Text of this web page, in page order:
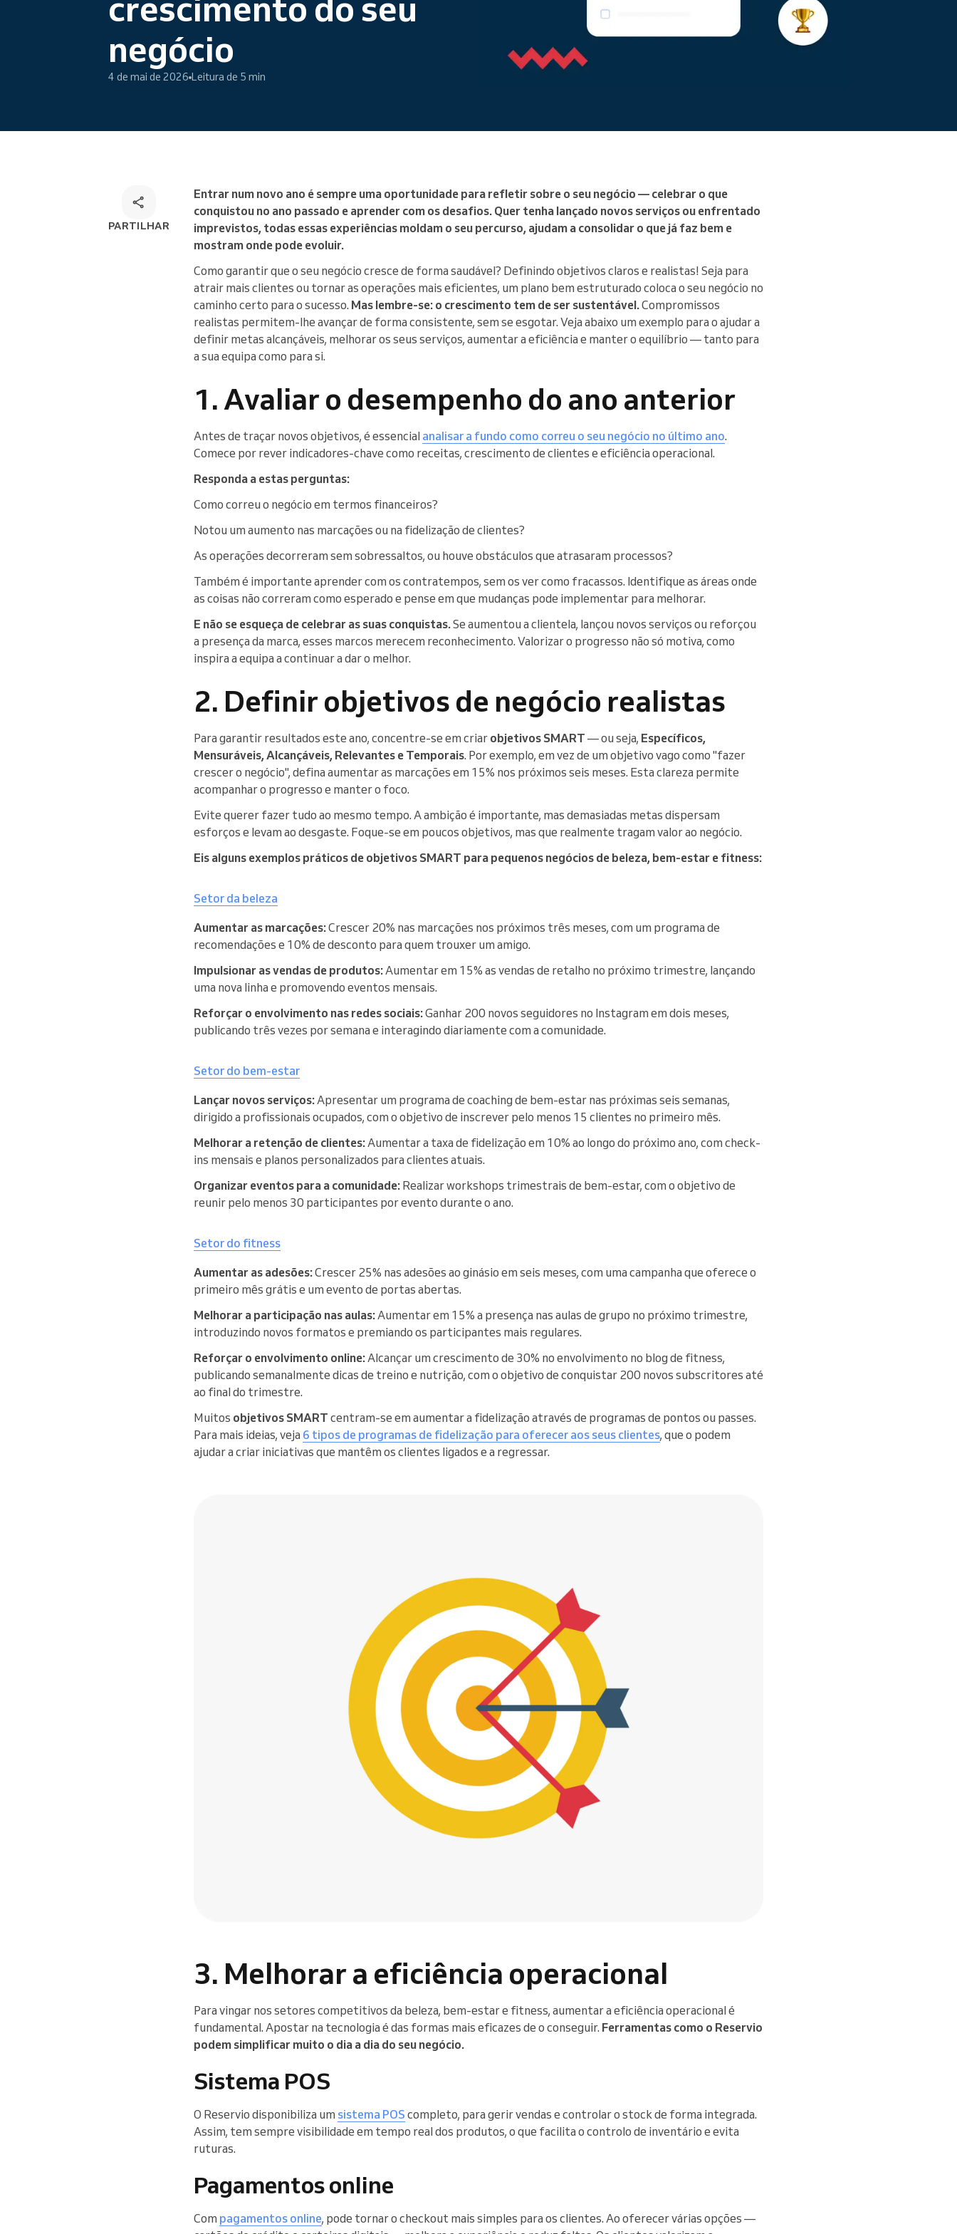
Marcações online
Solução de marcação
omnicanal
Gere uma grande organização
negócio
4 de mai de 2026 Leitura de 5 min
PARTILHAR
Entrar num novo ano é sempre uma oportunidade para refletir sobre o seu negócio — celebrar o que
conquistou no ano passado e aprender com os desafios. Quer tenha lançado novos serviços ou enfrentado
imprevistos, todas essas experiências moldam o seu percurso, ajudam a consolidar o que já faz bem e
mostram onde pode evoluir.
Como garantir que o seu negócio cresce de forma saudável? Definindo objetivos claros e realistas! Seja para
atrair mais clientes ou tornar as operações mais eficientes, um plano bem estruturado coloca o seu negócio no
caminho certo para o sucesso. Mas lembre-se: o crescimento tem de ser sustentável.Compromissos
realistas permitem-lhe avançar de forma consistente, sem se esgotar. Veja abaixo um exemplo para o ajudar a
definir metas alcançáveis, melhorar os seus serviços, aumentar a eficiência e manter o equilíbrio — tanto para
a sua equipa como para si.
1. Avaliar o desempenho do ano anterior
Antes de traçar novos objetivos, é essencial analisar a fundo como correu o seu negócio no último ano.
Comece por rever indicadores-chave como receitas, crescimento de clientes e eficiência operacional.
Responda a estas perguntas:
Como correu o negócio em termos financeiros?
Notou um aumento nas marcações ou na fidelização de clientes?
As operações decorreram sem sobressaltos, ou houve obstáculos que atrasaram processos?
Também é importante aprender com os contratempos, sem os ver como fracassos. Identifique as áreas onde
as coisas não correram como esperado e pense em que mudanças pode implementar para melhorar.
E não se esqueça de celebrar as suas conquistas.Se aumentou a clientela, lançou novos serviços ou reforçou
a presença da marca, esses marcos merecem reconhecimento. Valorizar o progresso não só motiva, como
inspira a equipa a continuar a dar o melhor.
2. Definir objetivos de negócio realistas
Para garantir resultados este ano, concentre-se em criar objetivos SMART — ou seja, Específicos,
Mensuráveis, Alcançáveis, Relevantes e Temporais. Por exemplo, em vez de um objetivo vago como "fazer
crescer o negócio", defina aumentar as marcações em 15% nos próximos seis meses. Esta clareza permite
acompanhar o progresso e manter o foco.
Evite querer fazer tudo ao mesmo tempo. A ambição é importante, mas demasiadas metas dispersam
esforços e levam ao desgaste. Foque-se em poucos objetivos, mas que realmente tragam valor ao negócio.
Eis alguns exemplos práticos de objetivos SMART para pequenos negócios de beleza, bem-estar e fitness:
Setor da beleza
Aumentar as marcações:Crescer 20% nas marcações nos próximos três meses, com um programa de
recomendações e 10% de desconto para quem trouxer um amigo.
Impulsionar as vendas de produtos:Aumentar em 15% as vendas de retalho no próximo trimestre, lançando
uma nova linha e promovendo eventos mensais.
Reforçar o envolvimento nas redes sociais:Ganhar 200 novos seguidores no Instagram em dois meses,
publicando três vezes por semana e interagindo diariamente com a comunidade.
Setor do bem-estar
Lançar novos serviços:Apresentar um programa de coaching de bem-estar nas próximas seis semanas,
dirigido a profissionais ocupados, com o objetivo de inscrever pelo menos 15 clientes no primeiro mês.
Melhorar a retenção de clientes:Aumentar a taxa de fidelização em 10% ao longo do próximo ano, com check-
ins mensais e planos personalizados para clientes atuais.
Organizar eventos para a comunidade: Realizar workshops trimestrais de bem-estar, com o objetivo de
reunir pelo menos 30 participantes por evento durante o ano.
Setor do fitness
Aumentar as adesões:Crescer 25% nas adesões ao ginásio em seis meses, com uma campanha que oferece o
primeiro mês grátis e um evento de portas abertas.
Melhorar a participação nas aulas:Aumentar em 15% a presença nas aulas de grupo no próximo trimestre,
introduzindo novos formatos e premiando os participantes mais regulares.
Reforçar o envolvimento online:Alcançar um crescimento de 30% no envolvimento no blog de fitness,
publicando semanalmente dicas de treino e nutrição, com o objetivo de conquistar 200 novos subscritores até
ao final do trimestre.
Muitos objetivos SMART centram-se em aumentar a fidelização através de programas de pontos ou passes.
Para mais ideias, veja 6 tipos de programas de fidelização para oferecer aos seus clientes, que o podem
ajudar a criar iniciativas que mantêm os clientes ligados e a regressar.
3. Melhorar a eficiência operacional
Para vingar nos setores competitivos da beleza, bem-estar e fitness, aumentar a eficiência operacional é
fundamental. Apostar na tecnologia é das formas mais eficazes de o conseguir. Ferramentas como o Reservio
podem simplificar muito o dia a dia do seu negócio.
Sistema POS
O Reservio disponibiliza um sistema POS completo, para gerir vendas e controlar o stock de forma integrada.
Assim, tem sempre visibilidade em tempo real dos produtos, o que facilita o controlo de inventário e evita
ruturas.
Pagamentos online
Com pagamentos online, pode tornar o checkout mais simples para os clientes. Ao oferecer várias opções —